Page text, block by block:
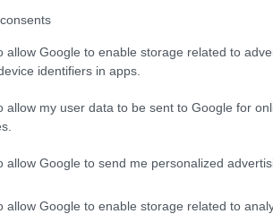
allow Google to enable storage related to
identifiers in apps.
allow my user data to be sent to Google for
allow Google to send me personalized
allow Google to enable storage related to
για την
περιορισμό του
στη διάρκεια του Αυγούστου
παράνομες
δημοκρατικό κεκτημένο και
είναι ανεκτή σε καμία